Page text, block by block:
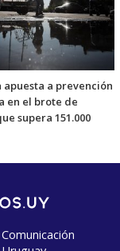
a prevención
en el brote de
supera 151.000